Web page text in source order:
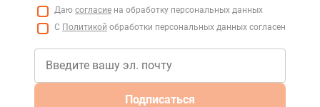
Даю согласие на обработку персональных данных
С Политикой обработки персональных данных согласен
Подписаться